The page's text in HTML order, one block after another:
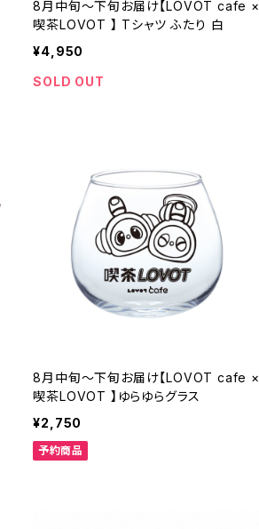
8月中旬～下旬お届け【LOVOT cafe ×
喫茶LOVOT 】 Tシャツ ふたり 白
¥4,950
SOLD OUT
8月中旬～下旬お届け【LOVOT cafe ×
喫茶LOVOT 】ゆらゆらグラス
¥2,750
予約商品